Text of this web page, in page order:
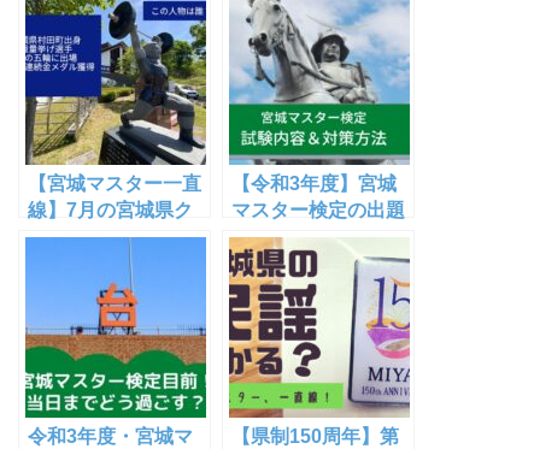
【宮城マスター一直
線】7月の宮城県ク
イズ＜出題編＞【ウ
ラロジ仙台オリジナ
【令和3年度】宮城
マスター検定の出題
範囲＆勉強法紹介！
出題予想も【宮城マ
スター一直線！】
令和3年度・宮城マ
【県制150周年】第